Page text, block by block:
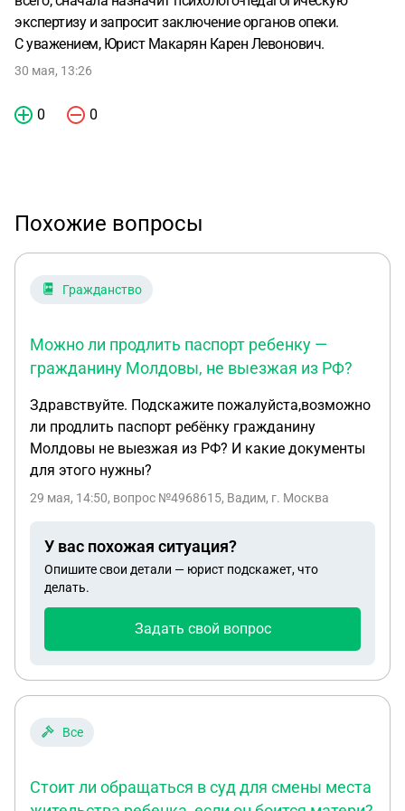
экспертизу и запросит заключение органов опеки.
С уважением, Юрист Макарян Карен Левонович.
30 мая, 13:26
0 0
Похожие вопросы
Гражданство
Можно ли продлить паспорт ребенку —
гражданину Молдовы, не выезжая из РФ?
Здравствуйте. Подскажите пожалуйста,возможно
ли продлить паспорт ребёнку гражданину
Молдовы не выезжая из РФ? И какие документы
для этого нужны?
29 мая, 14:50, вопрос №4968615, Вадим, г. Москва
У вас похожая ситуация?
Опишите свои детали — юрист подскажет, что
делать.
Задать свой вопрос
Все
Стоит ли обращаться в суд для смены места